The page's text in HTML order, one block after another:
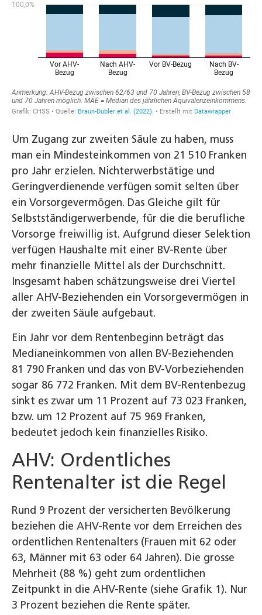
Um Zugang zur zweiten Säule zu haben, muss
man ein Mindesteinkommen von 21 510 Franken
pro Jahr erzielen. Nichterwerbstätige und
Geringverdienende verfügen somit selten über
ein Vorsorgevermögen. Das Gleiche gilt für
Selbstständigerwerbende, für die die berufliche
Vorsorge freiwillig ist. Aufgrund dieser Selektion
verfügen Haushalte mit einer BV-Rente über
mehr finanzielle Mittel als der Durchschnitt.
Insgesamt haben schätzungsweise drei Viertel
aller AHV-Beziehenden ein Vorsorgevermögen in
der zweiten Säule aufgebaut.
Ein Jahr vor dem Rentenbeginn beträgt das
Medianeinkommen von allen BV-Beziehenden
81 790 Franken und das von BV-Vorbeziehenden
sogar 86 772 Franken. Mit dem BV-Rentenbezug
sinkt es zwar um 11 Prozent auf 73 023 Franken,
bzw. um 12 Prozent auf 75 969 Franken,
bedeutet jedoch kein finanzielles Risiko.
AHV: Ordentliches
Rentenalter ist die Regel
Rund 9 Prozent der versicherten Bevölkerung
beziehen die AHV-Rente vor dem Erreichen des
ordentlichen Rentenalters (Frauen mit 62 oder
63, Männer mit 63 oder 64 Jahren). Die grosse
Mehrheit (88 %) geht zum ordentlichen
Zeitpunkt in die AHV-Rente (siehe Grafik 1). Nur
3 Prozent beziehen die Rente später.